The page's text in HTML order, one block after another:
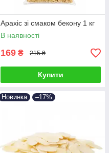
Арахіс зі смаком бекону 1 кг
В наявності
169 ₴ 215 ₴
Купити
Новинка –17%